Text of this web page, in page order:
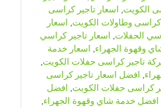
الكويت, اسعار تاجير كراسى
كراسى وطاولات الكويت, اسعار
الحفلات, اسعار تاجير كراسي
وقهوة الجهراء, اسعار خدمة
تاجير كراسى حفلات الكويت,
, افضل اسعار تاجير كراسى
كراسى حفلات الكويت, افضل
افضل خدمة شاي وقهوة الجهراء,